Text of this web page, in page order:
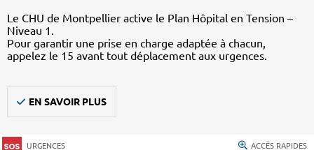
Le CHU de Montpellier active le Plan Hôpital en Tension –
Niveau 1.
Pour garantir une prise en charge adaptée à chacun,
appelez le 15 avant tout déplacement aux urgences.
EN SAVOIR PLUS
URGENCES ACCÈS RAPIDES